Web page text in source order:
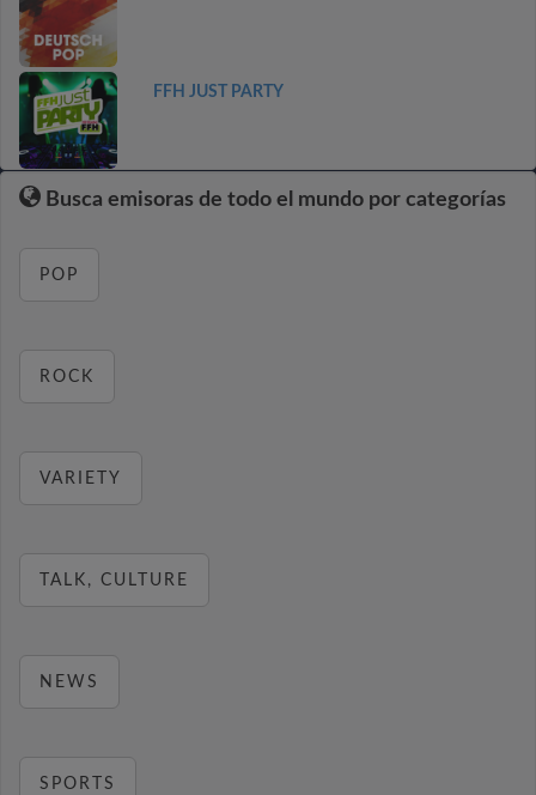
FFH JUST PARTY
Busca emisoras de todo el mundo por categorías
POP
ROCK
VARIETY
TALK, CULTURE
NEWS
SPORTS